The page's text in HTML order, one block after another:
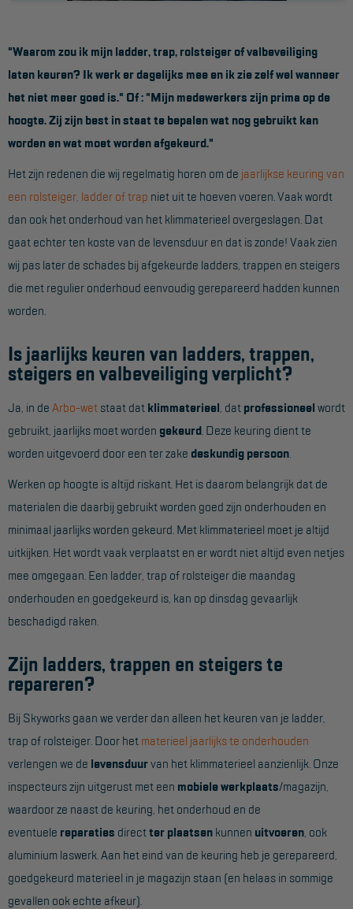
Magazijntrap
Trap accessoires
Trap onderdelen
Schraag
VALBEVEILIGING
Veiligheid sets
Harnas gordels
Verbindingsmiddelen
Anker middelen
Reddingsmiddelen
ACTIES
CombiDeals
MAATWERK
VERHUUR
Steigers
Gevelsteigers
Hangbruginstallaties
Schilderwerkzaamheden
Gevelrenovatie
Industrieel onderhoud
Hoogwerkers
Telescoop hoogwerkers
"Waarom zou ik mijn ladder, trap, rolsteiger of valbeveiliging
laten keuren? Ik werk er dagelijks mee en ik zie zelf wel wanneer
het niet meer goed is." Of : "Mijn medewerkers zijn prima op de
hoogte. Zij zijn best in staat te bepalen wat nog gebruikt kan
worden en wat moet worden afgekeurd."
Het zijn redenen die wij regelmatig horen om de jaarlijkse keuring van
een rolsteiger, ladder of trap niet uit te hoeven voeren. Vaak wordt
dan ook het onderhoud van het klimmaterieel overgeslagen. Dat
gaat echter ten koste van de levensduur en dat is zonde! Vaak zien
wij pas later de schades bij afgekeurde ladders, trappen en steigers
die met regulier onderhoud eenvoudig gerepareerd hadden kunnen
worden.
Is jaarlijks keuren van ladders, trappen,
steigers en valbeveiliging verplicht?
Ja, in de Arbo-wet staat dat klimmaterieel , dat professioneel wordt
gebruikt, jaarlijks moet worden gekeurd . Deze keuring dient te
worden uitgevoerd door een ter zake deskundig persoon
Werken op hoogte is altijd riskant. Het is daarom belangrijk dat de
materialen die daarbij gebruikt worden goed zijn onderhouden en
minimaal jaarlijks worden gekeurd. Met klimmaterieel moet je altijd
uitkijken. Het wordt vaak verplaatst en er wordt niet altijd even netjes
mee omgegaan. Een ladder, trap of rolsteiger die maandag
onderhouden en goedgekeurd is, kan op dinsdag gevaarlijk
beschadigd raken.
Zijn ladders, trappen en steigers te
repareren?
Bij Skyworks gaan we verder dan alleen het keuren van je ladder,
trap of rolsteiger. Door het materieel jaarlijks te onderhouden
verlengen we de levensduurvan het klimmaterieel aanzienlijk. Onze
inspecteurs zijn uitgerust met een mobiele werkplaats/magazijn,
waardoor ze naast de keuring, het onderhoud en de
eventuele reparaties direct ter plaatsen kunnen uitvoeren , ook
aluminium laswerk. Aan het eind van de keuring heb je gerepareerd,
goedgekeurd materieel in je magazijn staan (en helaas in sommige
gevallen ook echte afkeur).